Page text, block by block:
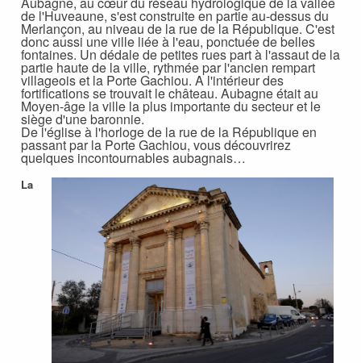
de l'Huveaune, s'est construite en partie au-dessus du
Merlançon, au niveau de la rue de la République. C'est
donc aussi une ville liée à l'eau, ponctuée de belles
fontaines. Un dédale de petites rues part à l'assaut de la
partie haute de la ville, rythmée par l'ancien rempart
villageois et la Porte Gachiou. A l'intérieur des
fortifications se trouvait le château. Aubagne était au
Moyen-âge la ville la plus importante du secteur et le
siège d'une baronnie.
De l'église à l'horloge de la rue de la République en
passant par la Porte Gachiou, vous découvrirez
quelques incontournables aubagnais…
La